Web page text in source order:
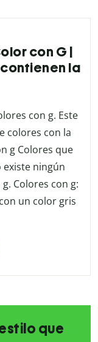
con G |
la
con g. Este
colores con la
g Colores que
existe ningún
Colores con g:
un color gris
que